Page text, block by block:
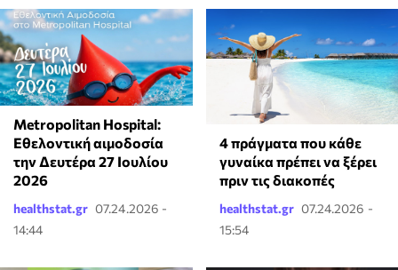
Metropolitan Hospital:
Εθελοντική αιμοδοσία
την Δευτέρα 27 Ιουλίου
2026
healthstat.gr 07.24.2026 -
14:44
4 πράγματα που κάθε
γυναίκα πρέπει να ξέρει
πριν τις διακοπές
healthstat.gr 07.24.2026 -
15:54